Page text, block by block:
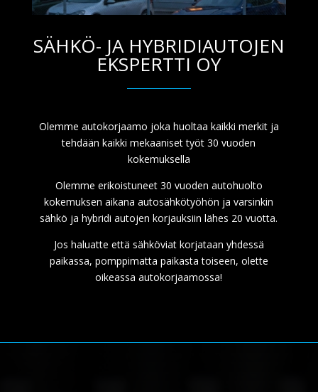
SÄHKÖ- JA HYBRIDIAUTOJEN
EKSPERTTI OY
Olemme autokorjaamo joka huoltaa kaikki merkit ja
tehdään kaikki mekaaniset työt 30 vuoden
kokemuksella
Olemme erikoistuneet 30 vuoden autohuolto
kokemuksen aikana autosähkötyöhön ja varsinkin
sähkö ja hybridi autojen korjauksiin lähes 20 vuotta.
Jos haluatte että sähköviat korjataan yhdessä
paikassa, pomppimatta paikasta toiseen, olette
oikeassa autokorjaamossa!